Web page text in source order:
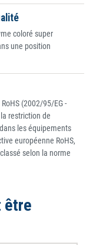
coloré super
une position
(2002/95/EG -
restriction de
les équipements
européenne RoHS,
selon la norme
être